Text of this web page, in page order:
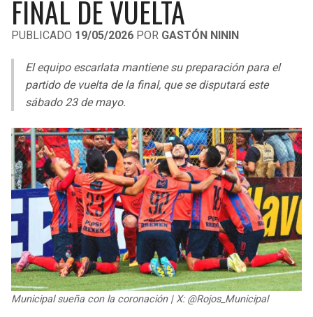
LIGA DE EXPANSIÓN MX
LEAGUES CUP
UEFA EUROPA LEAGUE
UEFA CONFERENCE LEAGUE
MLS
COPA LIBERTADORES
COPA SUDAMERICANA
LIGA BETPLAY
OTRAS LIGAS
RAIDERS
CHARGERS
RAVENS
BENGALS
BROWNS
STEELERS
TEXANS
COLTS
CAVALIERS
PISTONS
PACERS
BUCKS
HAWKS
HORNETS
HEAT
MAGIC
FINAL DE VUELTA
PUBLICADO 19/05/2026 POR GASTÓN NININ
El equipo escarlata mantiene su preparación para el
partido de vuelta de la final, que se disputará este
sábado 23 de mayo.
Municipal sueña con la coronación | X: @Rojos_Municipal